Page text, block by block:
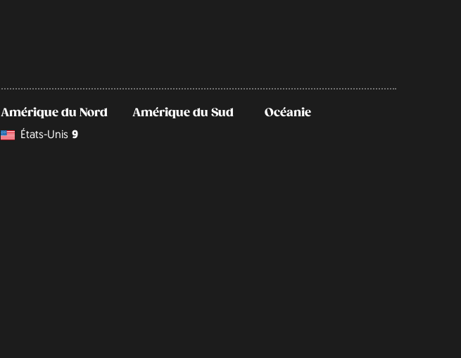
Amérique du Nord
États-Unis 9
Amérique du Sud Océanie